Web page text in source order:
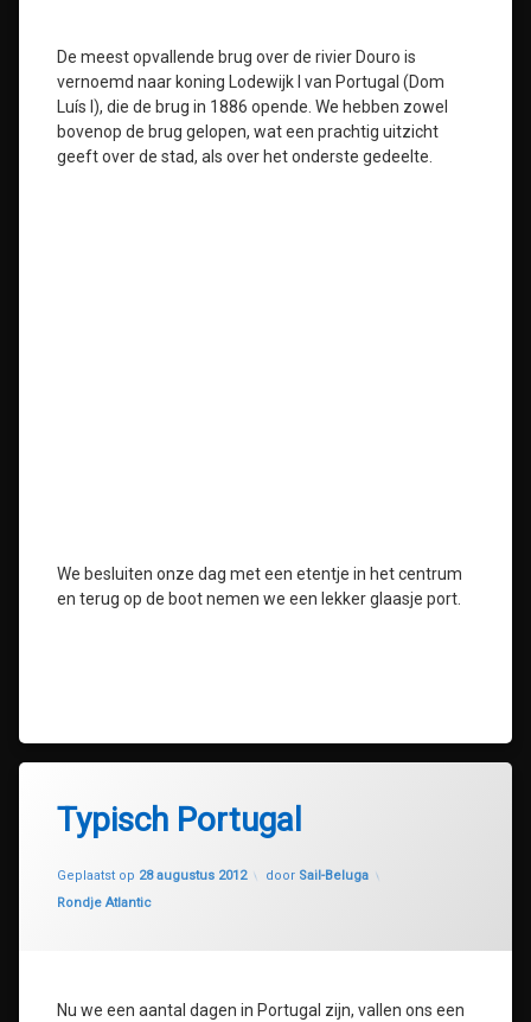
De meest opvallende brug over de rivier Douro is
vernoemd naar koning Lodewijk I van Portugal (Dom
Luís I), die de brug in 1886 opende. We hebben zowel
bovenop de brug gelopen, wat een prachtig uitzicht
geeft over de stad, als over het onderste gedeelte.
We besluiten onze dag met een etentje in het centrum
en terug op de boot nemen we een lekker glaasje port.
Typisch Portugal
Geplaatst op 28 augustus 2012
Geüpdatet op
door Sail-Beluga
Categorieën:
Rondje Atlantic
Nu we een aantal dagen in Portugal zijn, vallen ons een